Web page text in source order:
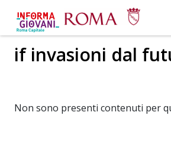
if invasioni dal
Non sono presenti contenuti per